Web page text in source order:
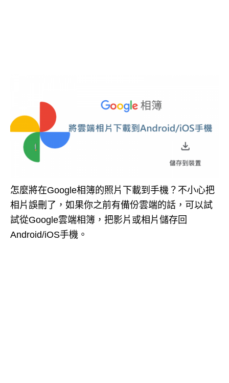
怎麼將在Google相簿的照片下載到手機？不小心把
相片誤刪了，如果你之前有備份雲端的話，可以試
試從Google雲端相簿，把影片或相片儲存回
Android/iOS手機。